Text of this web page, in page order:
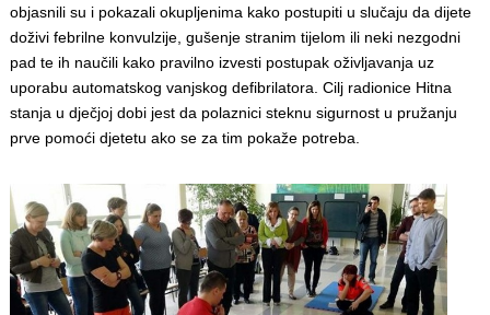
objasnili su i pokazali okupljenima kako postupiti u slučaju da dijete
doživi febrilne konvulzije, gušenje stranim tijelom ili neki nezgodni
pad te ih naučili kako pravilno izvesti postupak oživljavanja uz
uporabu automatskog vanjskog defibrilatora. Cilj radionice Hitna
stanja u dječjoj dobi jest da polaznici steknu sigurnost u pružanju
prve pomoći djetetu ako se za tim pokaže potreba.